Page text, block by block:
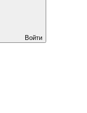
Войти